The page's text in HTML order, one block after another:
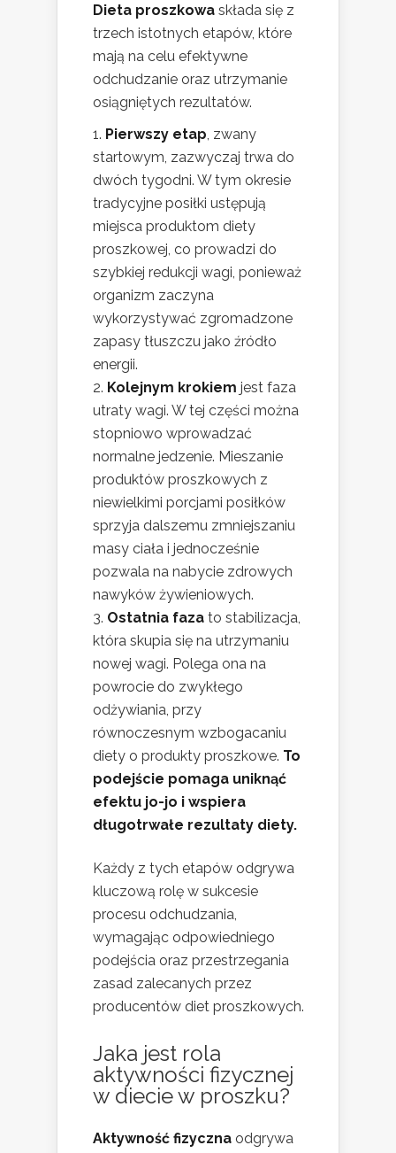
Dieta proszkowa składa się z
trzech istotnych etapów, które
mają na celu efektywne
odchudzanie oraz utrzymanie
osiągniętych rezultatów.
Pierwszy etap, zwany
startowym, zazwyczaj trwa do
dwóch tygodni. W tym okresie
tradycyjne posiłki ustępują
miejsca produktom diety
proszkowej, co prowadzi do
szybkiej redukcji wagi, ponieważ
organizm zaczyna
wykorzystywać zgromadzone
zapasy tłuszczu jako źródło
energii.
Kolejnym krokiem jest faza
utraty wagi. W tej części można
stopniowo wprowadzać
normalne jedzenie. Mieszanie
produktów proszkowych z
niewielkimi porcjami posiłków
sprzyja dalszemu zmniejszaniu
masy ciała i jednocześnie
pozwala na nabycie zdrowych
nawyków żywieniowych.
Ostatnia faza to stabilizacja,
która skupia się na utrzymaniu
nowej wagi. Polega ona na
powrocie do zwykłego
odżywiania, przy
równoczesnym wzbogacaniu
diety o produkty proszkowe. To
podejście pomaga uniknąć
efektu jo-jo i wspiera
długotrwałe rezultaty diety.
Każdy z tych etapów odgrywa
kluczową rolę w sukcesie
procesu odchudzania,
wymagając odpowiedniego
podejścia oraz przestrzegania
zasad zalecanych przez
producentów diet proszkowych.
Jaka jest rola
aktywności fizycznej
w diecie w proszku?
Aktywność fizyczna odgrywa